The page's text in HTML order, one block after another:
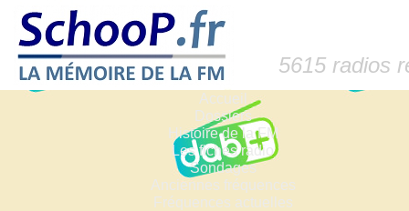
5615 radios
Accueil
Dossiers
Histoire de la FM
Les fiches radio
Sondages
Anciennes fréquences
Fréquences actuelles